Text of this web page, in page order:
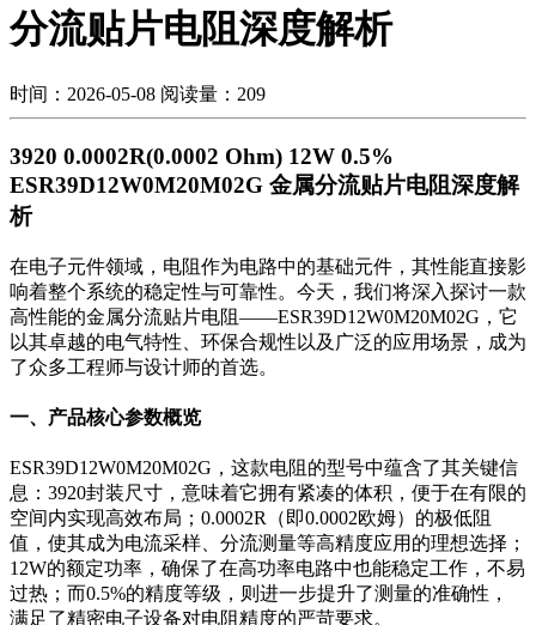
分流贴片电阻深度解析
时间：2026-05-08 阅读量：209
3920 0.0002R(0.0002 Ohm) 12W 0.5%
ESR39D12W0M20M02G 金属分流贴片电阻深度解
析
在电子元件领域，电阻作为电路中的基础元件，其性能直接影
响着整个系统的稳定性与可靠性。今天，我们将深入探讨一款
高性能的金属分流贴片电阻——ESR39D12W0M20M02G，它
以其卓越的电气特性、环保合规性以及广泛的应用场景，成为
了众多工程师与设计师的首选。
一、产品核心参数概览
ESR39D12W0M20M02G，这款电阻的型号中蕴含了其关键信
息：3920封装尺寸，意味着它拥有紧凑的体积，便于在有限的
空间内实现高效布局；0.0002R（即0.0002欧姆）的极低阻
值，使其成为电流采样、分流测量等高精度应用的理想选择；
12W的额定功率，确保了在高功率电路中也能稳定工作，不易
过热；而0.5%的精度等级，则进一步提升了测量的准确性，
满足了精密电子设备对电阻精度的严苛要求。